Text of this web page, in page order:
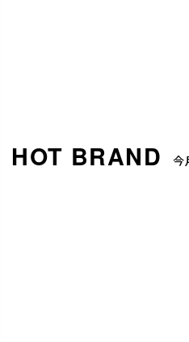
今